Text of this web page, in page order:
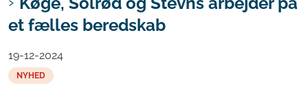
et fælles beredskab
19-12-2024
NYHED